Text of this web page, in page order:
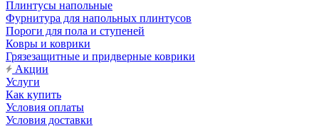
Плинтусы напольные
Фурнитура для напольных плинтусов
Пороги для пола и ступеней
Ковры и коврики
Грязезащитные и придверные коврики
Акции
Услуги
Как купить
Условия оплаты
Условия доставки